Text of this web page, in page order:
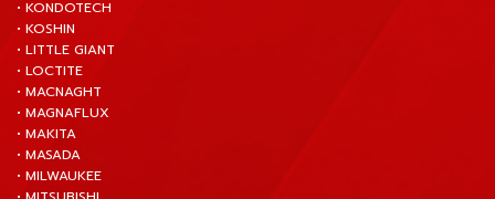
• KONDOTECH
• KOSHIN
• LITTLE GIANT
• LOCTITE
• MACNAGHT
• MAGNAFLUX
• MAKITA
• MASADA
• MILWAUKEE